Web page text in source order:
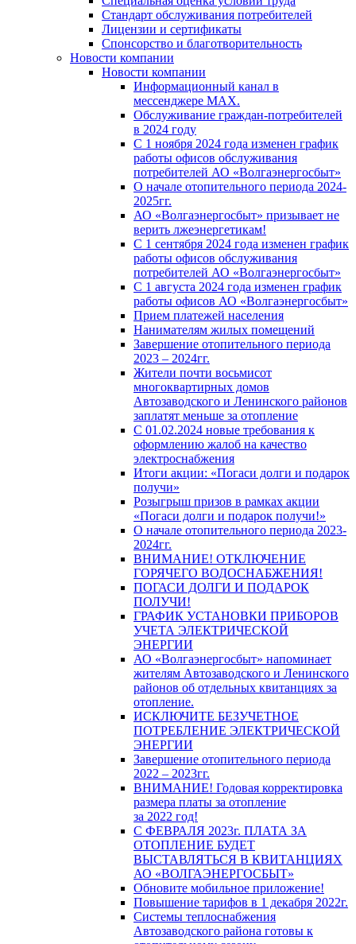
Стандарт обслуживания потребителей
Лицензии и сертификаты
Спонсорство и благотворительность
Новости компании
Новости компании
Информационный канал в
мессенджере MAX.
Обслуживание граждан-потребителей
в 2024 году
С 1 ноября 2024 года изменен график
работы офисов обслуживания
потребителей АО «Волгаэнергосбыт»
О начале отопительного периода 2024-
2025гг.
АО «Волгаэнергосбыт» призывает не
верить лжеэнергетикам!
С 1 сентября 2024 года изменен график
работы офисов обслуживания
потребителей АО «Волгаэнергосбыт»
С 1 августа 2024 года изменен график
работы офисов АО «Волгаэнергосбыт»
Прием платежей населения
Нанимателям жилых помещений
Завершение отопительного периода
2023 – 2024гг.
Жители почти восьмисот
многоквартирных домов
Автозаводского и Ленинского районов
заплатят меньше за отопление
С 01.02.2024 новые требования к
оформлению жалоб на качество
электроснабжения
Итоги акции: «Погаси долги и подарок
получи»
Розыгрыш призов в рамках акции
«Погаси долги и подарок получи!»
О начале отопительного периода 2023-
2024гг.
ВНИМАНИЕ! ОТКЛЮЧЕНИЕ
ГОРЯЧЕГО ВОДОСНАБЖЕНИЯ!
ПОГАСИ ДОЛГИ И ПОДАРОК
ПОЛУЧИ!
ГРАФИК УСТАНОВКИ ПРИБОРОВ
УЧЕТА ЭЛЕКТРИЧЕСКОЙ
ЭНЕРГИИ
АО «Волгаэнергосбыт» напоминает
жителям Автозаводского и Ленинского
районов об отдельных квитанциях за
отопление.
ИСКЛЮЧИТЕ БЕЗУЧЕТНОЕ
ПОТРЕБЛЕНИЕ ЭЛЕКТРИЧЕСКОЙ
ЭНЕРГИИ
Завершение отопительного периода
2022 – 2023гг.
ВНИМАНИЕ! Годовая корректировка
размера платы за отопление
за 2022 год!
С ФЕВРАЛЯ 2023г. ПЛАТА ЗА
ОТОПЛЕНИЕ БУДЕТ
ВЫСТАВЛЯТЬСЯ В КВИТАНЦИЯХ
АО «ВОЛГАЭНЕРГОСБЫТ»
Обновите мобильное приложение!
Повышение тарифов в 1 декабря 2022г.
Системы теплоснабжения
Автозаводского района готовы к